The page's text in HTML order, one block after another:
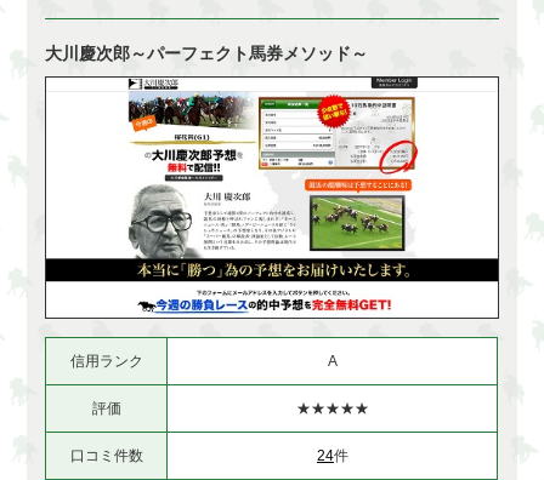
大川慶次郎～パーフェクト馬券メソッド～
信用ランク A
評価 ★★★★★
口コミ件数 24件